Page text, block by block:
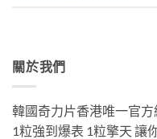
關於我們
韓國奇力片香港唯一官方
1粒強到爆表 1粒擎天 讓